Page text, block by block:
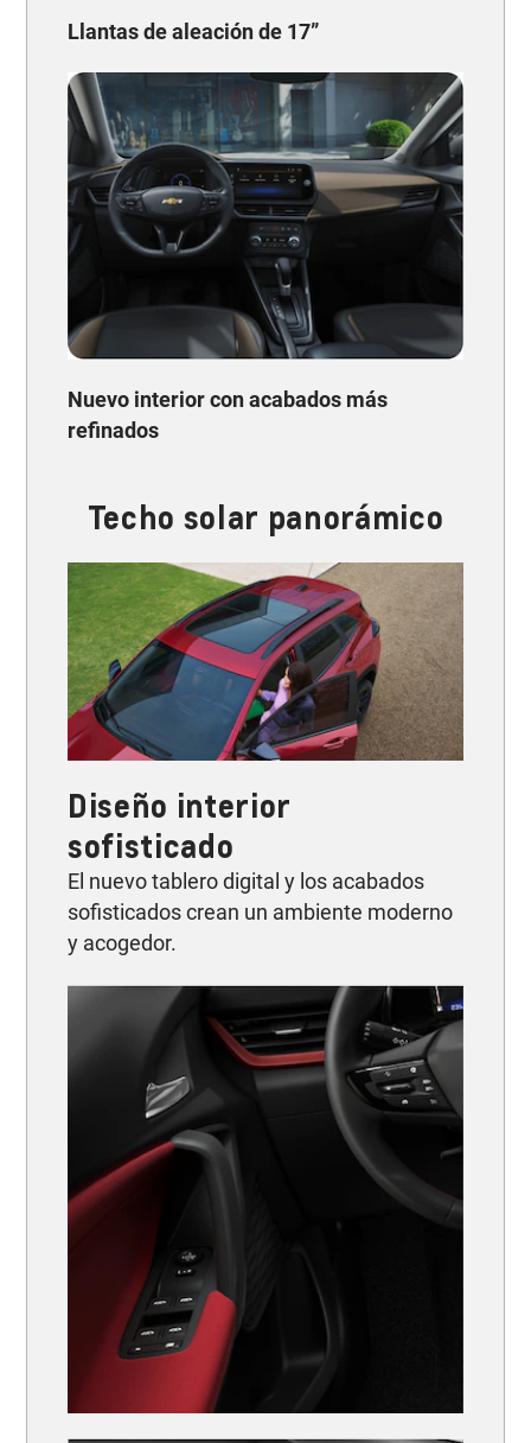
Llantas de aleación de 17”
Nuevo interior con acabados más
refinados
Techo solar panorámico
Diseño interior
sofisticado
El nuevo tablero digital y los acabados
sofisticados crean un ambiente moderno
y acogedor.